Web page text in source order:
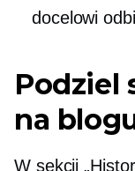
docelowi
Podziel
na
W sekcji